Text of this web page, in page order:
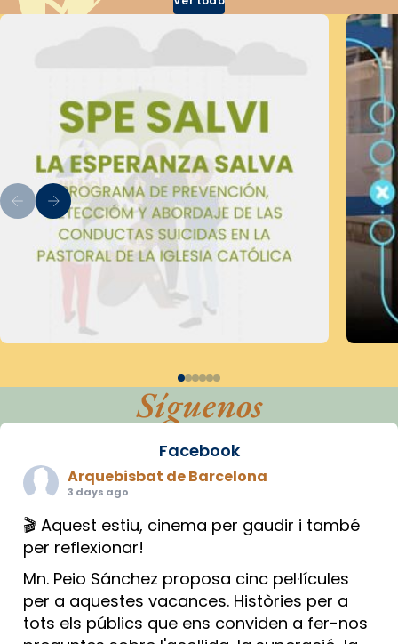
Síguenos
Facebook
Arquebisbat de Barcelona
3 days ago
🎬 Aquest estiu, cinema per gaudir i també
per reflexionar!
Mn. Peio Sánchez proposa cinc pel·lícules
per a aquestes vacances. Històries per a
tots els públics que ens conviden a fer-nos